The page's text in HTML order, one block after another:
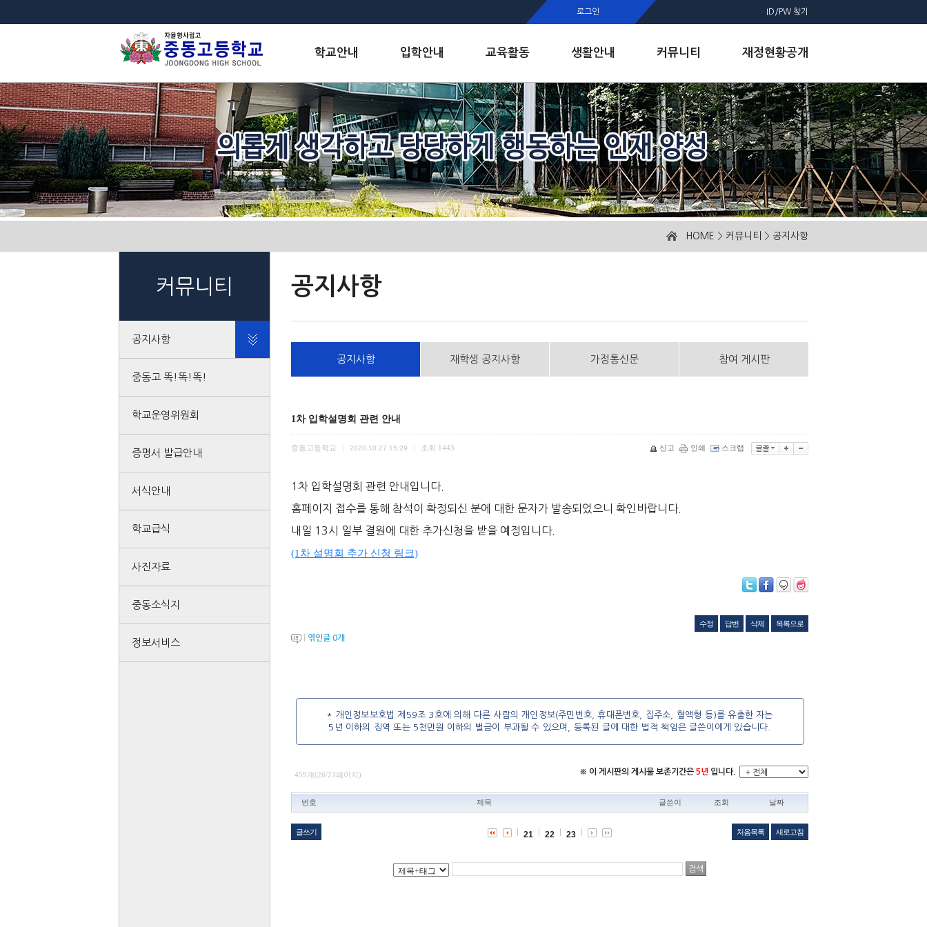
로그인 ID/PW 찾기
학교안내 입학안내 교육활동 생활안내 커뮤니티 재정현황공개
HOME > 커뮤니티 > 공지사항
커뮤니티
공지사항
중동고 똑!똑!똑!
학교운영위원회
증명서 발급안내
서식안내
학교급식
사진자료
중동소식지
정보서비스
공지사항
공지사항 재학생 공지사항 가정통신문 참여 게시판
1차 입학설명회 관련 안내
중동고등학교 2020.10.27 15:29 조회 1443 신고 인쇄 스크랩
1차 입학설명회 관련 안내입니다.
홈페이지 접수를 통해 참석이 확정되신 분에 대한 문자가 발송되었으니 확인바랍니다.
내일 13시 일부 결원에 대한 추가신청을 받을 예정입니다.
(1차 설명회 추가 신청 링크)
수정 답변 삭제
목록으로
엮인글 0개
* 개인정보보호법 제59조 3호에 의해 다른 사람의 개인정보(주민번호, 휴대폰번호, 집주소, 혈액형 등)를 유출한 자는
5년 이하의 징역 또는 5천만원 이하의 벌금이 부과될 수 있으며, 등록된 글에 대한 법적 책임은 글쓴이에게 있습니다.
459개(26/23페이지) ※ 이 게시판의 게시물 보존기간은 5년 입니다.
번호 제목 글쓴이 조회 날짜
글쓰기 처음목록 새로고침
21 22 23